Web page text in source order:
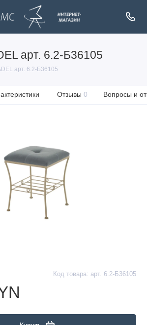
арт. 6.2-Б36105
арт. 6.2-Б36105
Отзывы 0 Вопросы и
Код товара: арт. 6.2-Б36105